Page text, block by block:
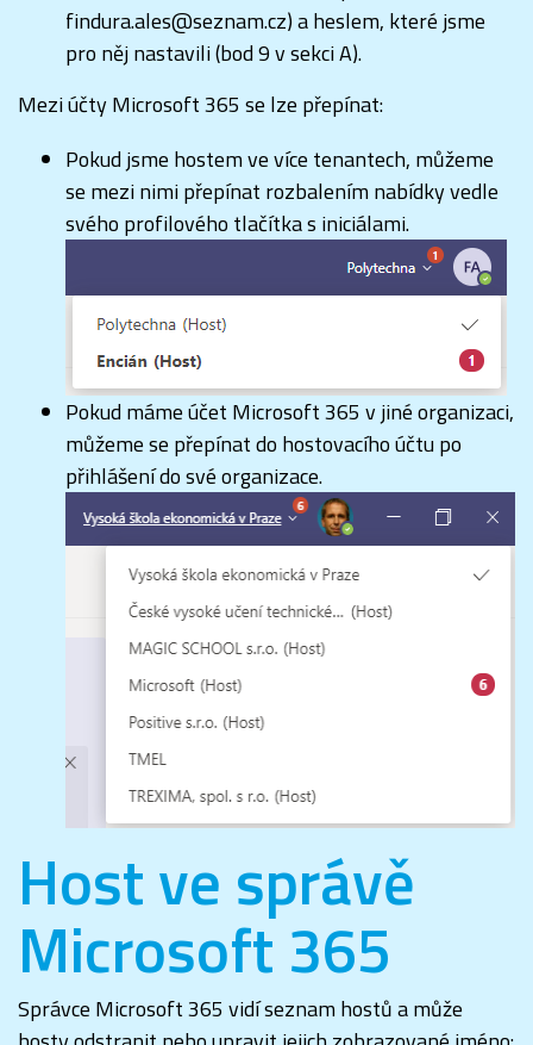
findura.ales@seznam.cz) a heslem, které jsme
pro něj nastavili (bod 9 v sekci A).
Mezi účty Microsoft 365 se lze přepínat:
Pokud jsme hostem ve více tenantech, můžeme
se mezi nimi přepínat rozbalením nabídky vedle
svého profilového tlačítka s iniciálami.
Pokud máme účet Microsoft 365 v jiné organizaci,
můžeme se přepínat do hostovacího účtu po
přihlášení do své organizace.
Host ve správě
Microsoft 365
Správce Microsoft 365 vidí seznam hostů a může